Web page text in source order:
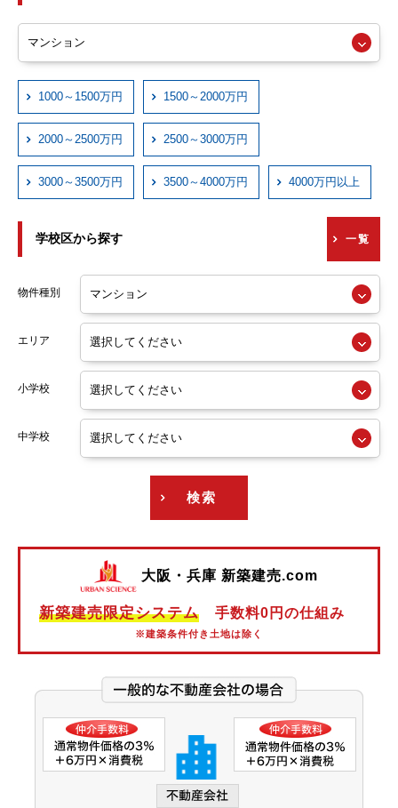
西宮市
伊丹市
宝塚市
川西市
近鉄奈良線
近鉄信貴線
近鉄けいはんな線
近鉄西信貴ケーブル
京阪交野線
阪急神戸線
阪急宝塚線
阪急京都線
阪急今津線
阪急甲陽線
阪急千里線
阪神本線
阪神なんば線
北大阪急行電鉄
能勢電鉄
1000～1500万円 1500～2000万円
2000～2500万円 2500～3000万円
3000～3500万円 3500～4000万円 4000万円以上
学校区から探す 一覧
物件種別
エリア
小学校
中学校
検索
大阪・兵庫 新築建売.com
新築建売限定システム 手数料0円の仕組み
※建築条件付き土地は除く